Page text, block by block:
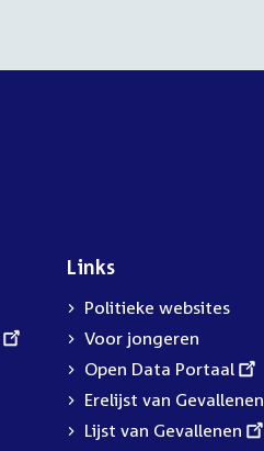
Links
Politieke websites
Voor jongeren
External
link:
Open Data Portaal
Erelijst van Gevallenen
External
Lijst van Gevallenen